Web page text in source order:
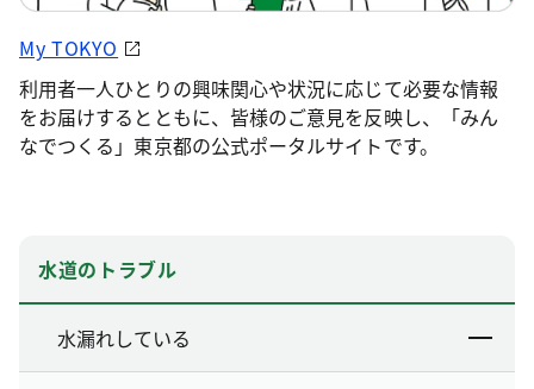
My TOKYO
利用者一人ひとりの興味関心や状況に応じて必要な情報
をお届けするとともに、皆様のご意見を反映し、「みん
なでつくる」東京都の公式ポータルサイトです。
水道のトラブル
水漏れしている